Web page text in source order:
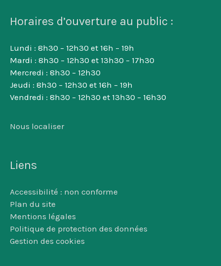
Horaires d’ouverture au public :
Lundi : 8h30 – 12h30 et 16h – 19h
Mardi : 8h30 – 12h30 et 13h30 – 17h30
Mercredi : 8h30 – 12h30
Jeudi : 8h30 – 12h30 et 16h – 19h
Vendredi : 8h30 – 12h30 et 13h30 – 16h30
Nous localiser
Liens
Accessibilité : non conforme
Plan du site
Mentions légales
Politique de protection des données
Gestion des cookies